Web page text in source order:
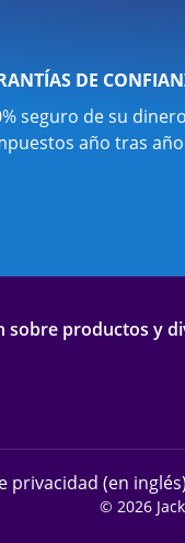
DE
seguro de su
año tras
productos y
privacidad (en inglés)
© 2026